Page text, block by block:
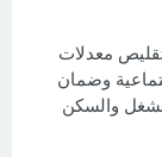
معدلات
وضمان
والسكن